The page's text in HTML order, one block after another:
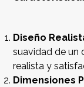
Diseño
suavidad de un
realista y
Dimensiones